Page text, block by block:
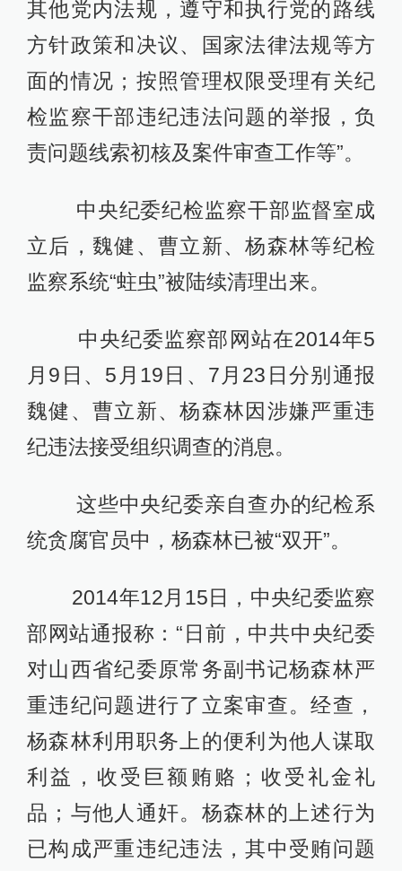
其他党内法规，遵守和执行党的路线
方针政策和决议、国家法律法规等方
面的情况；按照管理权限受理有关纪
检监察干部违纪违法问题的举报，负
责问题线索初核及案件审查工作等”。
中央纪委纪检监察干部监督室成
立后，魏健、曹立新、杨森林等纪检
监察系统“蛀虫”被陆续清理出来。
中央纪委监察部网站在2014年5
月9日、5月19日、7月23日分别通报
魏健、曹立新、杨森林因涉嫌严重违
纪违法接受组织调查的消息。
这些中央纪委亲自查办的纪检系
统贪腐官员中，杨森林已被“双开”。
2014年12月15日，中央纪委监察
部网站通报称：“日前，中共中央纪委
对山西省纪委原常务副书记杨森林严
重违纪问题进行了立案审查。经查，
杨森林利用职务上的便利为他人谋取
利益，收受巨额贿赂；收受礼金礼
品；与他人通奸。杨森林的上述行为
已构成严重违纪违法，其中受贿问题